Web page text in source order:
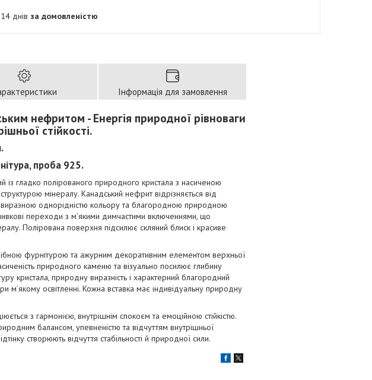
днів за домовленістю
Інформація для замовлення
нефритом - Енергія природної рівноваги
стійкості.
проба 925.
гладко полірованого природного кристала з насиченою
мінералу. Канадський нефрит відрізняється від
виразною однорідністю кольору та благородною природною
переходи з м’якими димчастими включеннями, що
Полірована поверхня підсилює скляний блиск і красиве
фурнітурою та ажурним декоративним елементом верхньої
природного каменю та візуально посилює глибину
кристала, природну виразність і характерний благородний
м’якому освітленні. Кожна вставка має індивідуальну природну
з гармонією, внутрішнім спокоєм та емоційною стійкістю.
балансом, упевненістю та відчуттям внутрішньої
створюють відчуття стабільності й природної сили.